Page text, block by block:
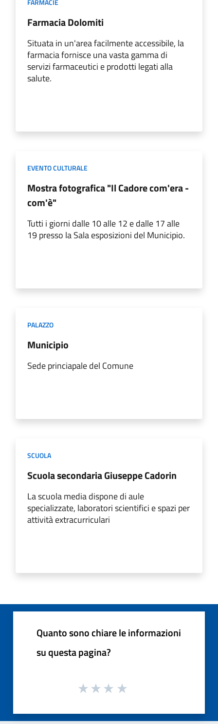
Farmacia Dolomiti
Situata in un'area facilmente accessibile, la
farmacia fornisce una vasta gamma di
servizi farmaceutici e prodotti legati alla
salute.
EVENTO CULTURALE
Mostra fotografica "Il Cadore com'era -
com'è"
Tutti i giorni dalle 10 alle 12 e dalle 17 alle
19 presso la Sala esposizioni del Municipio.
PALAZZO
Municipio
Sede princiapale del Comune
SCUOLA
Scuola secondaria Giuseppe Cadorin
La scuola media dispone di aule
specializzate, laboratori scientifici e spazi per
attività extracurriculari
Quanto sono chiare le informazioni
su questa pagina?